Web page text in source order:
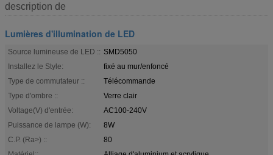
description de
Lumières d'illumination de LED
Source lumineuse de LED :: SMD5050
Installez le Style:
fixé au mur/enfoncé
Type de commutateur ::
Télécommande
Type d'ombre ::
Verre clair
Voltage(V) d'entrée:
AC100-240V
Puissance de lampe (W):
8W
C.P. (Ra>) ::
80